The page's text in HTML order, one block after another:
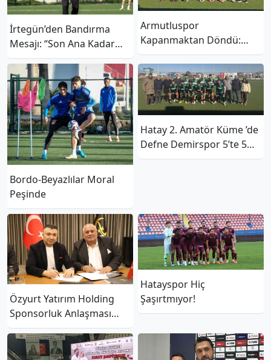
İrtegün’den Bandırma
Mesajı: “Son Ana Kadar
Mücadele”
Armutluspor
Kapanmaktan Döndü:
“Amacımız İsmini
Yaşatmak”
Bordo-Beyazlılar Moral
Peşinde
Hatay 2. Amatör Küme ’de
Defne Demirspor 5’te 5
Yaptı
Özyurt Yatırım Holding
Sponsorluk Anlaşması
Imzalandı
Hatayspor Hiç
Şaşırtmıyor!